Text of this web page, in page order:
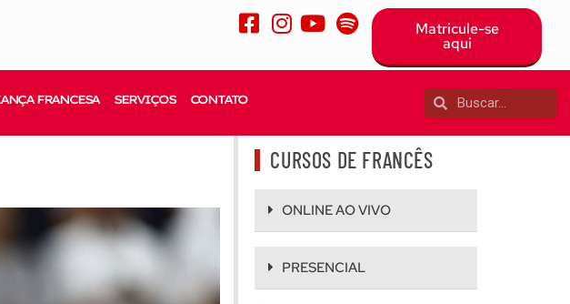
Matricule-se
aqui
FRANCESA SERVIÇOS CONTATO
CURSOS DE FRANCÊS
ONLINE AO VIVO
PRESENCIAL